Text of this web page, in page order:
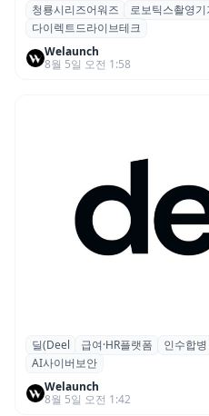
청룡시리즈어워즈 레
형 이족 보행 로봇 ‘티타
청룡시리즈어워즈 로보틱스촬영기
다이렉트드라이브테크
Welaunch
8월 5일 오전 1:58
글로벌 HR 플랫폼 딜
돌파…AI 보안 역량 강화
딜(Deel 급여·HR플랫폼 인수합병
AI사이버보안
Welaunch
8월 5일 오전 1:42